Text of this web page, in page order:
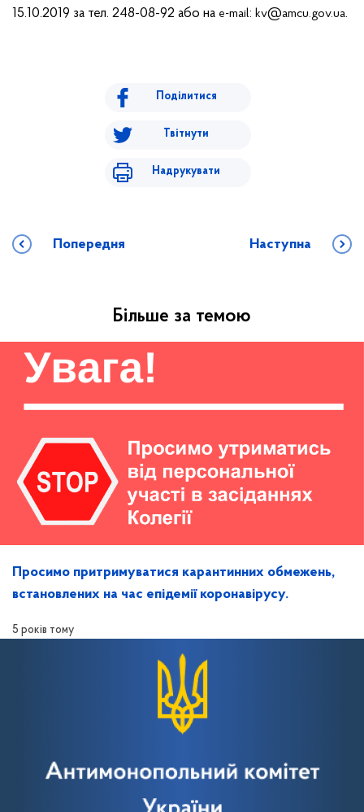
15.10.2019 за тел. 248-08-92 або на е-mаіl: kv@amcu.gov.ua.
Поділитися
Твітнути
Надрукувати
Попередня Наступна
Більше за темою
Просимо притримуватися карантинних обмежень,
встановлених на час епідемії коронавірусу.
5 років тому